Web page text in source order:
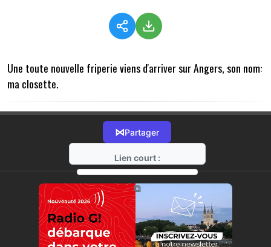
Une toute nouvelle friperie viens d'arriver sur Angers, son nom:
ma closette.
⋈Partager
Lien court :
https://radio-g.fr?13908
⧉